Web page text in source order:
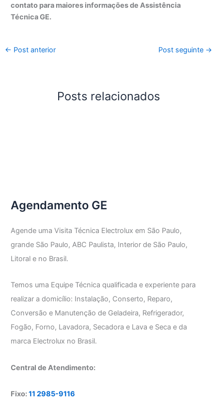
contato para maiores informações de Assistência
Técnica GE.
← Post anterior Post seguinte →
Posts relacionados
Agendamento GE
Agende uma Visita Técnica Electrolux em São Paulo,
grande São Paulo, ABC Paulista, Interior de São Paulo,
Litoral e no Brasil.
Temos uma Equipe Técnica qualificada e experiente para
realizar a domicílio: Instalação, Conserto, Reparo,
Conversão e Manutenção de Geladeira, Refrigerador,
Fogão, Forno, Lavadora, Secadora e Lava e Seca e da
marca Electrolux no Brasil.
Central de Atendimento:
Fixo:11 2985-9116